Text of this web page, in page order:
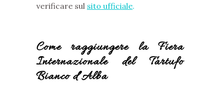
verificare sul sito ufficiale.
Come raggiungere la Fiera
Internazionale del Tartufo
Bianco d’Alba